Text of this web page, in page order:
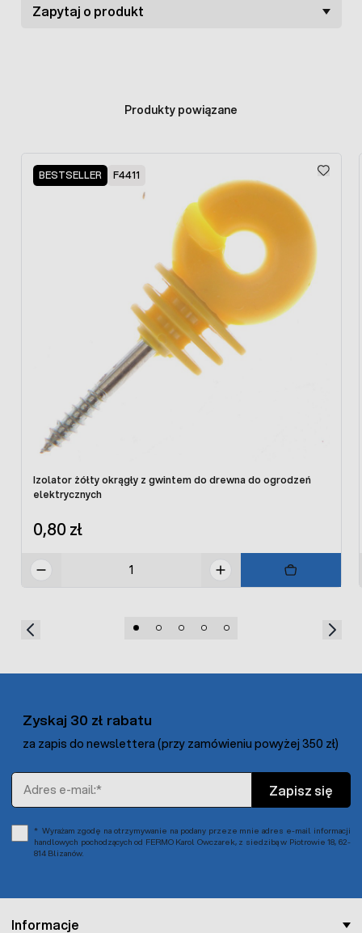
Zapytaj o produkt
Produkty powiązane
BESTSELLER F4411
Izolator żółty okrągły z gwintem do drewna do ogrodzeń
elektrycznych
0,80 zł
Informacje
Zyskaj 30 zł rabatu
za zapis do newslettera (przy zamówieniu powyżej 350 zł)
Adres e-mail
Zapisz się
Wyrażam zgodę na otrzymywanie na podany przeze mnie adres e-mail informacji
handlowych pochodzących od FERMO Karol Owczarek, z siedzibą w Piotrowie 18, 62-
814 Blizanów.